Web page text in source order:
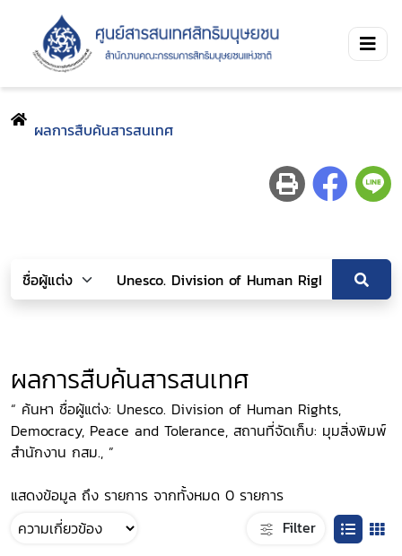
ผลการสืบค้นสารสนเทศ
ผลการสืบค้นสารสนเทศ
“ ค้นหา ชื่อผู้แต่ง: Unesco. Division of Human Rights,
Democracy, Peace and Tolerance, สถานที่จัดเก็บ: มุมสิ่งพิมพ์
สำนักงาน กสม., ”
แสดงข้อมูล ถึง รายการ จากทั้งหมด 0 รายการ
Filter